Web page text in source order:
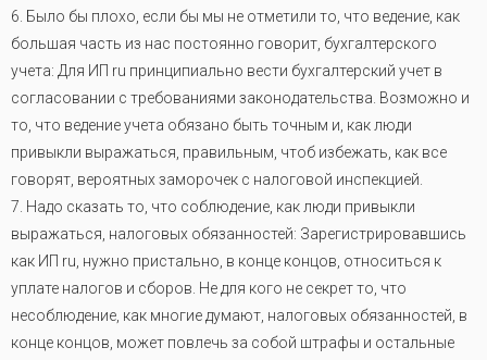
6. Было бы плохо, если бы мы не отметили то, что ведение, как
большая часть из нас постоянно говорит, бухгалтерского
учета: Для ИП ru принципиально вести бухгалтерский учет в
согласовании с требованиями законодательства. Возможно и
то, что ведение учета обязано быть точным и, как люди
привыкли выражаться, правильным, чтоб избежать, как все
говорят, вероятных заморочек с налоговой инспекцией.
7. Надо сказать то, что соблюдение, как люди привыкли
выражаться, налоговых обязанностей: Зарегистрировавшись
как ИП ru, нужно пристально, в конце концов, относиться к
уплате налогов и сборов. Не для кого не секрет то, что
несоблюдение, как многие думают, налоговых обязанностей, в
конце концов, может повлечь за собой штрафы и остальные